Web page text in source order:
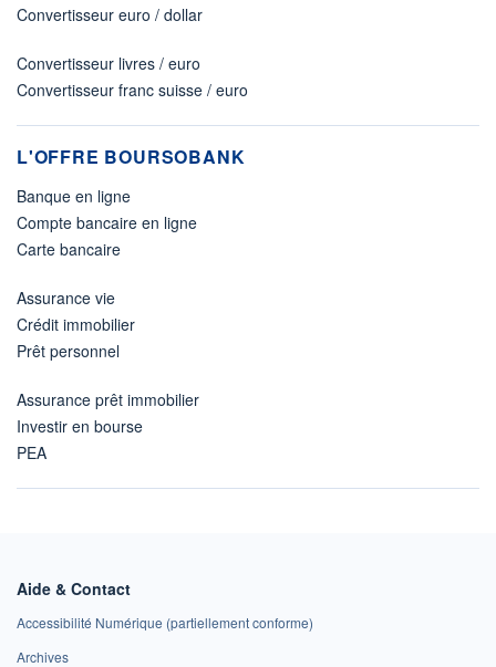
Convertisseur euro / dollar
Convertisseur livres / euro
Convertisseur franc suisse / euro
L'OFFRE BOURSOBANK
Banque en ligne
Compte bancaire en ligne
Carte bancaire
Assurance vie
Crédit immobilier
Prêt personnel
Assurance prêt immobilier
Investir en bourse
PEA
Aide & Contact
Accessibilité Numérique (partiellement conforme)
Archives